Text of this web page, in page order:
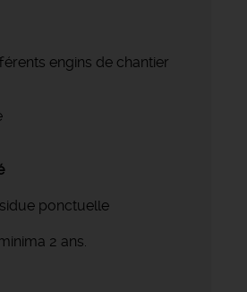
engins de chantier
ponctuelle
2 ans.